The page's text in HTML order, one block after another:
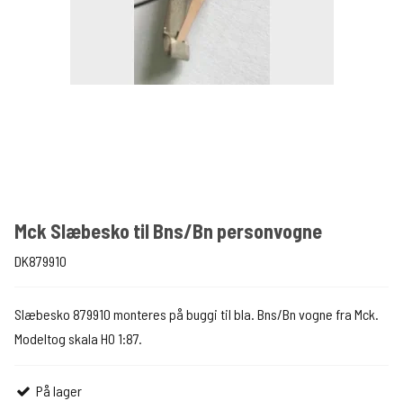
Mck Slæbesko til Bns/Bn personvogne
DK879910
Slæbesko 879910 monteres på buggi til bla. Bns/Bn vogne fra Mck.
Modeltog skala H0 1:87.
På lager